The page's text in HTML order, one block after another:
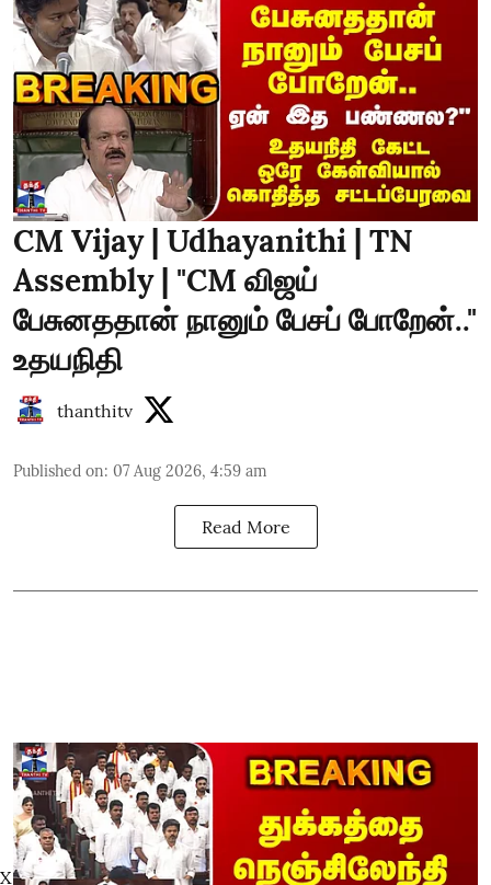
CM Vijay | Udhayanithi | TN
Assembly | "CM விஜய்
பேசுனததான் நானும் பேசப் போறேன்.."
உதயநிதி
thanthitv
Published on: 07 Aug 2026, 4:59 am
Read More
X